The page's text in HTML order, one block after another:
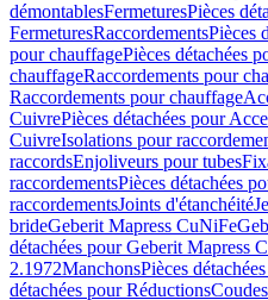
démontablesFermeturesPièces
FermeturesRaccordementsPièces
pour chauffagePièces détachées
chauffageRaccordements pour
Raccordements pour chauffage
CuivrePièces détachées pour
CuivreIsolations pour
raccordsEnjoliveurs pour tubes
raccordementsPièces détachées
raccordementsJoints d'étanchéité
brideGeberit Mapress CuNiFe
détachées pour Geberit Mapress
2.1972ManchonsPièces
détachées pour RéductionsCoudes